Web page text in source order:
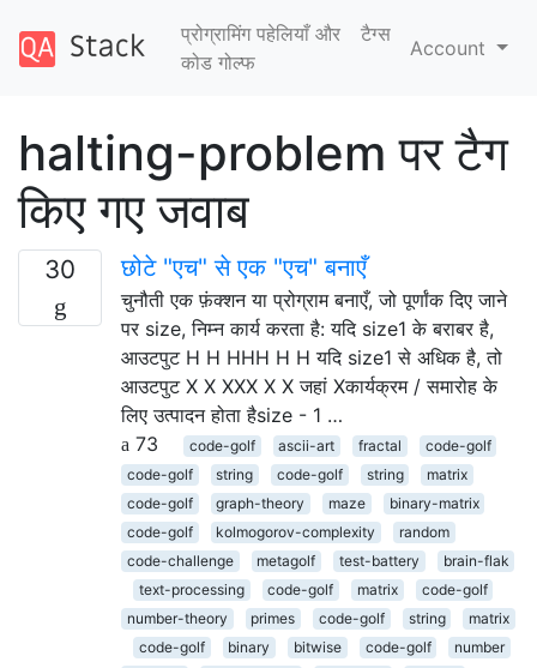
प्रोग्रामिंग पहेलियाँ और
कोड गोल्फ
टैग्‍स
Account
halting-problem पर टैग
किए गए जवाब
30 छोटे "एच" से एक "एच" बनाएँ
चुनौती एक फ़ंक्शन या प्रोग्राम बनाएँ, जो पूर्णांक दिए जाने
पर size, निम्न कार्य करता है: यदि size1 के बराबर है,
आउटपुट H H HHH H H यदि size1 से अधिक है, तो
आउटपुट X X XXX X X जहां Xकार्यक्रम / समारोह के
लिए उत्पादन होता हैsize - 1 …
73
code-golf ascii-art fractal
code-golf
code-golf
string code-golf string
matrix
code-golf
graph-theory maze
binary-matrix
code-golf
kolmogorov-complexity
random
code-challenge
metagolf test-battery
brain-flak
text-processing
code-golf matrix
code-golf
number-theory
primes code-golf string
matrix
code-golf
binary bitwise code-golf
number